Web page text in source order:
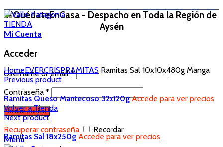
#QuédateEnCasa - Despacho en Toda la Región de
Aysén
TIENDA
Mi Cuenta
Acceder
Username or email*
Contraseña *
Iniciar sesión
Recuperar contraseña
Recordar
Menu
HomeEVERCRISPRAMITASRamitas Sal 10x10x480g Manga
Previous product
Ramitas Queso Mantecoso 32x120gAccede para ver precios
Volver a Tienda
Next product
Ramitas Sal 18x250gAccede para ver precios